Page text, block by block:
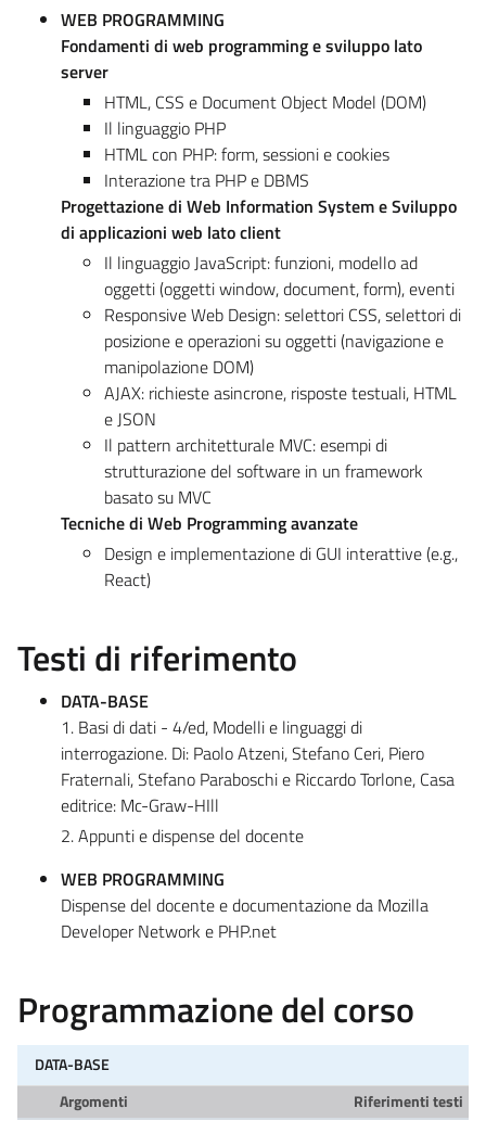
WEB PROGRAMMING
Fondamenti di web programming e sviluppo lato
server
HTML, CSS e Document Object Model (DOM)
Il linguaggio PHP
HTML con PHP: form, sessioni e cookies
Interazione tra PHP e DBMS
Progettazione di Web Information System e Sviluppo
di applicazioni web lato client
Il linguaggio JavaScript: funzioni, modello ad
oggetti (oggetti window, document, form), eventi
Responsive Web Design: selettori CSS, selettori di
posizione e operazioni su oggetti (navigazione e
manipolazione DOM)
AJAX: richieste asincrone, risposte testuali, HTML
e JSON
Il pattern architetturale MVC: esempi di
strutturazione del software in un framework
basato su MVC
Tecniche di Web Programming avanzate
Design e implementazione di GUI interattive (e.g.,
React)
Testi di riferimento
DATA-BASE
1. Basi di dati - 4/ed, Modelli e linguaggi di
interrogazione. Di: Paolo Atzeni, Stefano Ceri, Piero
Fraternali, Stefano Paraboschi e Riccardo Torlone, Casa
editrice: Mc-Graw-HIll
2. Appunti e dispense del docente
WEB PROGRAMMING
Dispense del docente e documentazione da Mozilla
Developer Network e PHP.net
Programmazione del corso
DATA-BASE
Argomenti
Riferimenti testi